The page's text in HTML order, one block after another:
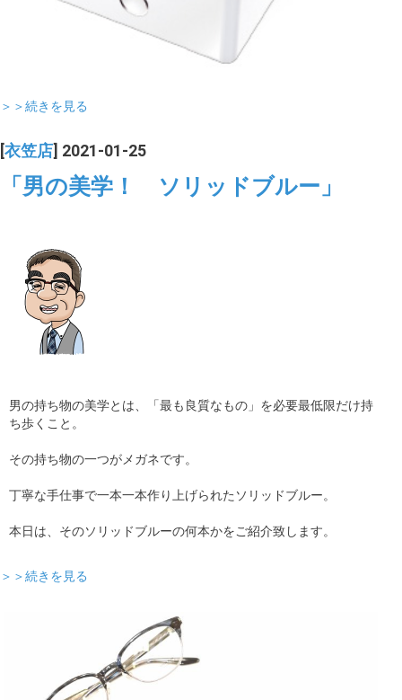
＞＞続きを見る
衣笠店 ] 2021-01-25
「男の美学！ ソリッドブルー」
男の持ち物の美学とは、「最も良質なもの」を必要最低限だけ持
ち歩くこと。
その持ち物の一つがメガネです。
丁寧な手仕事で一本一本作り上げられたソリッドブルー。
本日は、そのソリッドブルーの何本かをご紹介致します。
＞＞続きを見る